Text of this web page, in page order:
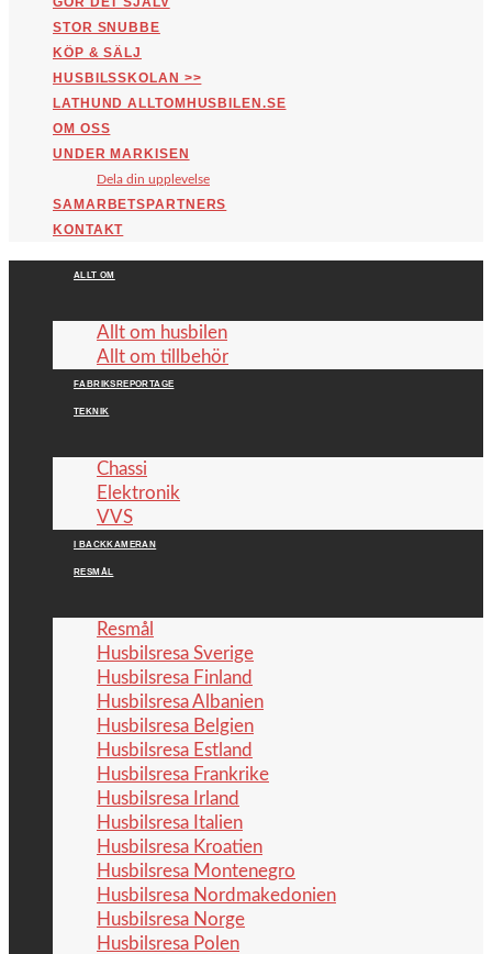
STOR SNUBBE
KÖP & SÄLJ
HUSBILSSKOLAN >>
LATHUND ALLTOMHUSBILEN.SE
OM OSS
UNDER MARKISEN
Dela din upplevelse
SAMARBETSPARTNERS
KONTAKT
ALLT OM
Allt om husbilen
Allt om tillbehör
FABRIKSREPORTAGE
TEKNIK
Chassi
Elektronik
VVS
I BACKKAMERAN
RESMÅL
Resmål
Husbilsresa Sverige
Husbilsresa Finland
Husbilsresa Albanien
Husbilsresa Belgien
Husbilsresa Estland
Husbilsresa Frankrike
Husbilsresa Irland
Husbilsresa Italien
Husbilsresa Kroatien
Husbilsresa Montenegro
Husbilsresa Nordmakedonien
Husbilsresa Norge
Husbilsresa Polen